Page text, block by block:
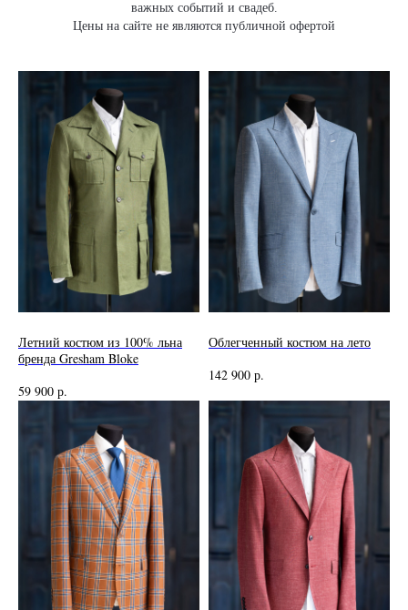
важных событий и свадеб.
Цены на сайте не являются публичной офертой
Летний костюм из 100% льна
бренда Gresham Bloke
59 900 р.
Облегченный костюм на лето
142 900 р.